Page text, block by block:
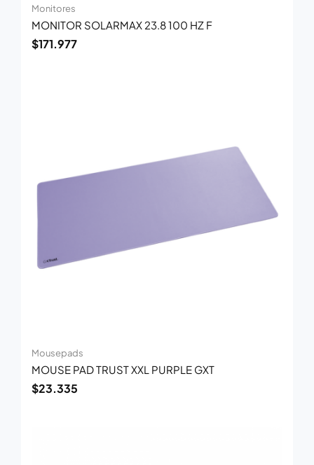
Monitores
MONITOR SOLARMAX 23.8 100 HZ F
$171.977
Mousepads
MOUSE PAD TRUST XXL PURPLE GXT
$23.335